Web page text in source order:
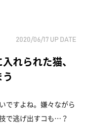
2020/06/17 UP DATE
れられた猫、
ですよね。嫌々ながら
で逃げ出すコも…？